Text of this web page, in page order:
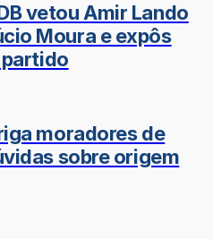
vetou Amir Lando
Moura e expôs
moradores de
sobre origem